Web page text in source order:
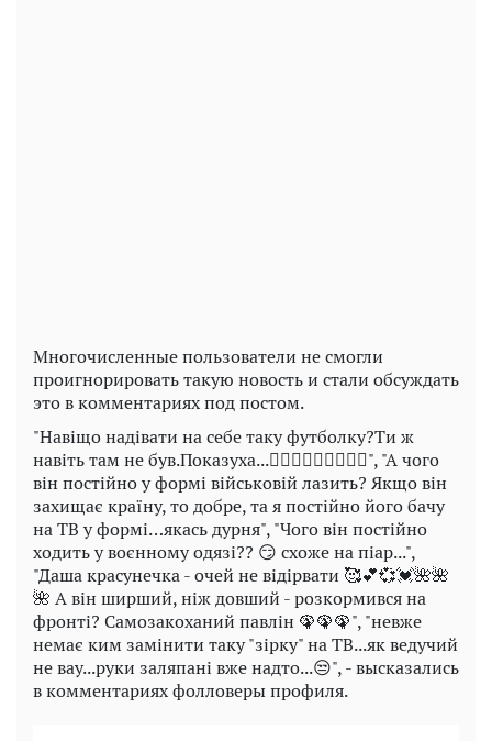
Многочисленные пользователи не смогли
проигнорировать такую новость и стали обсуждать
это в комментариях под постом.
"Навіщо надівати на себе таку футболку?Ти ж
навіть там не був.Показуха...🤦🏼‍♀️🤦🏼‍♀️🤦🏼‍♀️", "А чого
він постійно у формі військовій лазить? Якщо він
захищає країну, то добре, та я постійно його бачу
на ТВ у формі…якась дурня", "Чого він постійно
ходить у воєнному одязі?? 😏 схоже на піар...",
"Даша красунечка - очей не відірвати 🥰💕💞💓🌺🌺
🌺 А він ширший, ніж довший - розкормився на
фронті? Самозакоханий павлін 🦚🦚🦚", "невже
немає ким замінити таку "зірку" на ТВ...як ведучий
не вау...руки заляпані вже надто...😒", - высказались
в комментариях фолловеры профиля.